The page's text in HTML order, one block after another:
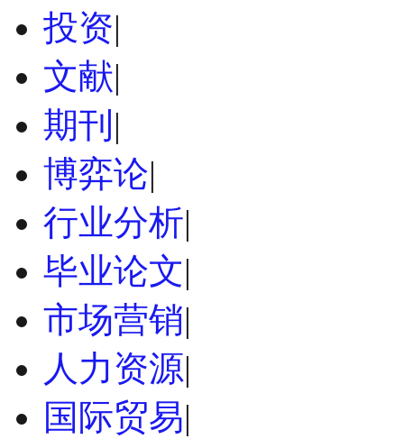
投资|
文献|
期刊 |
博弈论|
行业分析|
毕业论文|
市场营销|
人力资源|
国际贸易|